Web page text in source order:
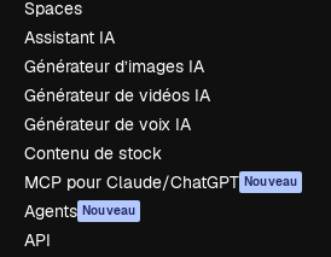
Spaces
Assistant IA
Générateur d’images IA
Générateur de vidéos IA
Générateur de voix IA
Contenu de stock
MCP pour Claude/ChatGPT Nouveau
Agents Nouveau
API